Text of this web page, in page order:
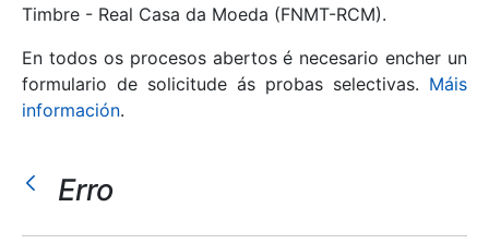
Mostrar/Ocultar
Timbre - Real Casa da Moeda (FNMT-RCM).
En todos os procesos abertos é necesario encher un
formulario de solicitude ás probas selectivas. Máis
información.
Erro